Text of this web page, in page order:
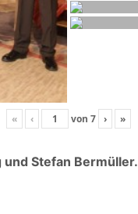
« ‹ von 7 › »
und Stefan Bermüller.